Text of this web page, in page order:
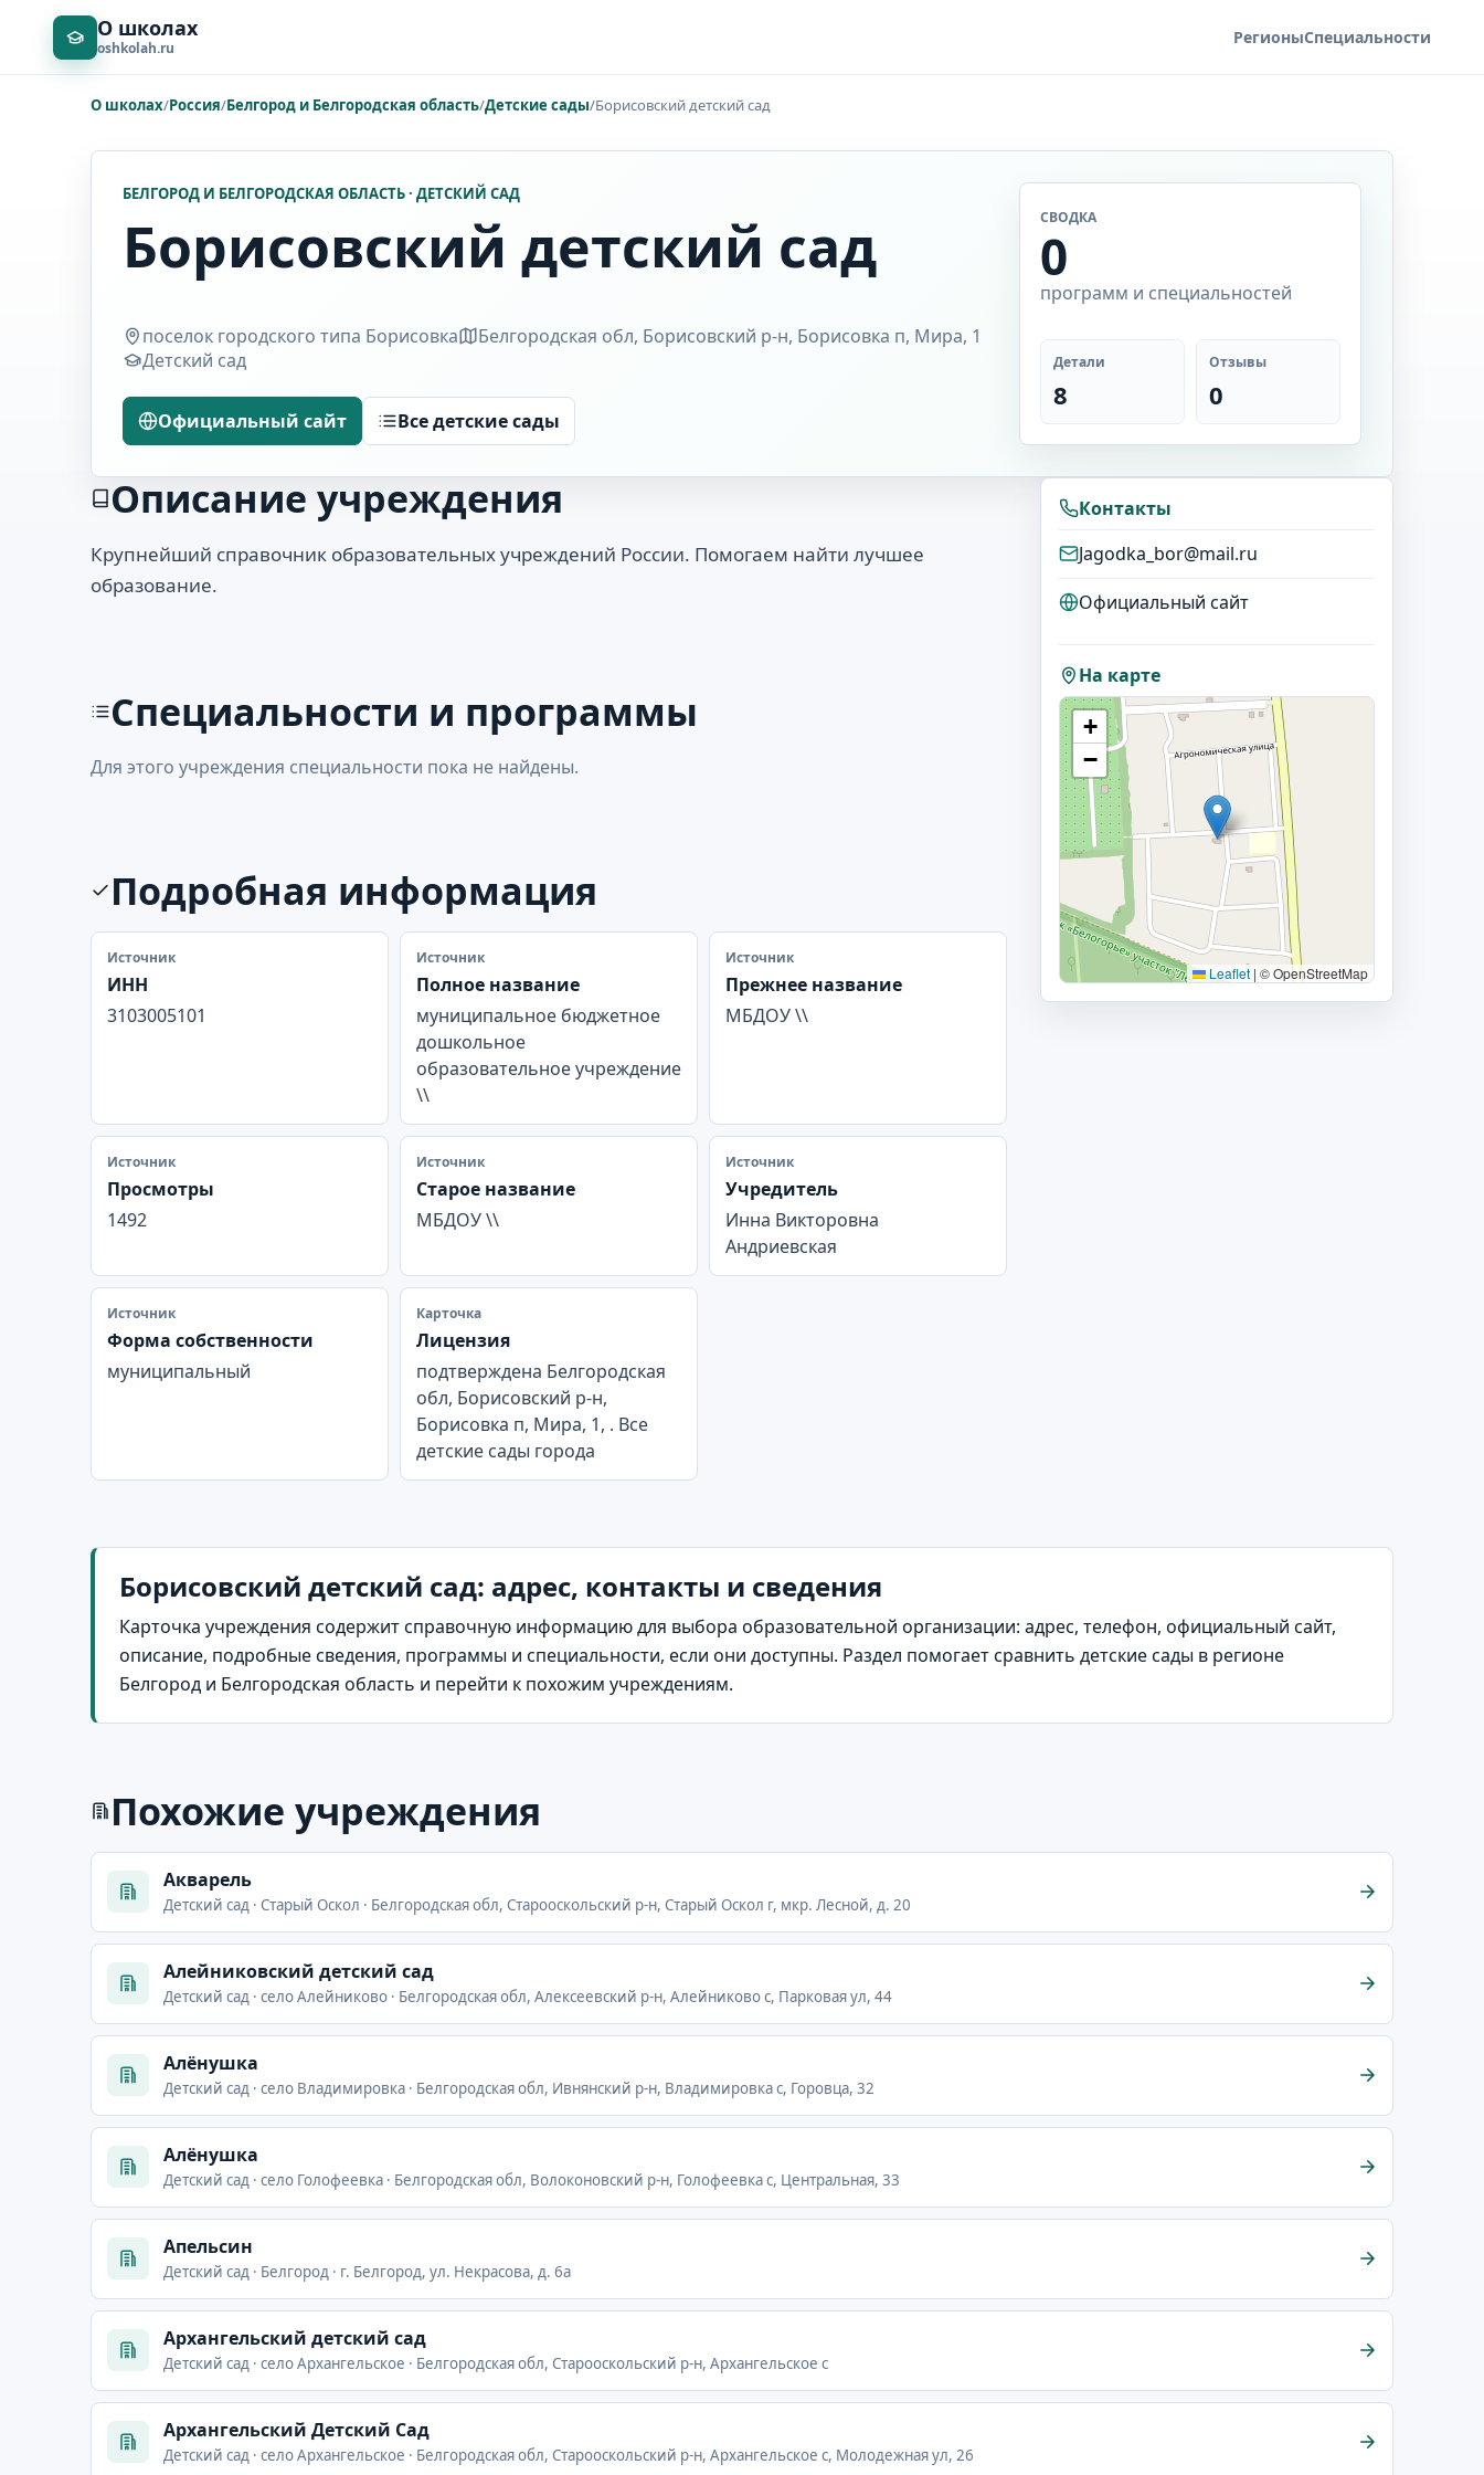
О школах
oshkolah.ru РегионыСпециальности
О школах/Россия/Белгород и Белгородская область/Детские сады/Борисовский детский сад
БЕЛГОРОД И БЕЛГОРОДСКАЯ ОБЛАСТЬ · ДЕТСКИЙ САД
Борисовский детский сад
поселок городского типа Борисовка
Белгородская обл, Борисовский р-н, Борисовка п, Мира, 1
Детский сад
Официальный сайт Все детские сады
СВОДКА
0
программ и специальностей
Детали
8
Отзывы
0
Описание учреждения
Крупнейший справочник образовательных учреждений России. Помогаем найти лучшее
образование.
Специальности и программы
Для этого учреждения специальности пока не найдены.
Подробная информация
Источник
ИНН
3103005101
Источник
Полное название
муниципальное бюджетное
дошкольное
образовательное учреждение
\\
Источник
Прежнее название
МБДОУ \\
Источник
Просмотры
1492
Источник
Старое название
МБДОУ \\
Источник
Учредитель
Инна Викторовна
Андриевская
Источник
Форма собственности
муниципальный
Карточка
Лицензия
подтверждена Белгородская
обл, Борисовский р-н,
Борисовка п, Мира, 1, . Все
детские сады города
Контакты
Jagodka_bor@mail.ru
Официальный сайт
На карте
+
−
Leaflet | © OpenStreetMap
Борисовский детский сад: адрес, контакты и сведения
Карточка учреждения содержит справочную информацию для выбора образовательной организации: адрес, телефон, официальный сайт,
описание, подробные сведения, программы и специальности, если они доступны. Раздел помогает сравнить детские сады в регионе
Белгород и Белгородская область и перейти к похожим учреждениям.
Похожие учреждения
Акварель
Детский сад · Старый Оскол · Белгородская обл, Старооскольский р-н, Старый Оскол г, мкр. Лесной, д. 20
Алейниковский детский сад
Детский сад · село Алейниково · Белгородская обл, Алексеевский р-н, Алейниково с, Парковая ул, 44
Алёнушка
Детский сад · село Владимировка · Белгородская обл, Ивнянский р-н, Владимировка с, Горовца, 32
Алёнушка
Детский сад · село Голофеевка · Белгородская обл, Волоконовский р-н, Голофеевка с, Центральная, 33
Апельсин
Детский сад · Белгород · г. Белгород, ул. Некрасова, д. 6а
Архангельский детский сад
Детский сад · село Архангельское · Белгородская обл, Старооскольский р-н, Архангельское с
Архангельский Детский Сад
Детский сад · село Архангельское · Белгородская обл, Старооскольский р-н, Архангельское с, Молодежная ул, 26